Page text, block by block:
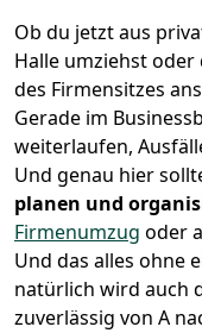
Ob du jetzt aus
Halle umziehst
des Firmensitzes
Gerade im
weiterlaufen,
Und genau hier
planen und
Firmenumzug oder
Und das alles ohne
natürlich wird auch
zuverlässig von A